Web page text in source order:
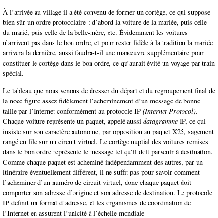
À l’arrivée au village il a été convenu de former un cortège, ce qui suppose
bien sûr un ordre protocolaire : d’abord la voiture de la mariée, puis celle
du marié, puis celle de la belle-mère, etc. Évidemment les voitures
n’arrivent pas dans le bon ordre, et pour rester fidèle à la tradition la mariée
arrivera la dernière, aussi faudra-t-il une manœuvre supplémentaire pour
constituer le cortège dans le bon ordre, ce qu’aurait évité un voyage par train
spécial.
Le tableau que nous venons de dresser du départ et du regroupement final de
la noce figure assez fidèlement l’acheminement d’un message de bonne
taille par l’Internet conformément au protocole IP (Internet Protocol).
Chaque voiture représente un paquet, appelé aussi datagramme IP, ce qui
insiste sur son caractère autonome, par opposition au paquet X25, sagement
rangé en file sur un circuit virtuel. Le cortège nuptial des voitures remises
dans le bon ordre représente le message tel qu’il doit parvenir à destination.
Comme chaque paquet est acheminé indépendamment des autres, par un
itinéraire éventuellement différent, il ne suffit pas pour savoir comment
l’acheminer d’un numéro de circuit virtuel, donc chaque paquet doit
comporter son adresse d’origine et son adresse de destination. Le protocole
IP définit un format d’adresse, et les organismes de coordination de
l’Internet en assurent l’unicité à l’échelle mondiale.